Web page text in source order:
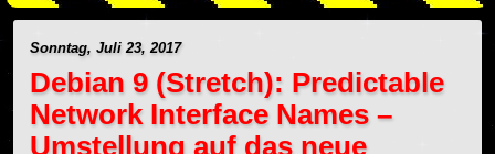
Sonntag, Juli 23, 2017
Debian 9 (Stretch): Predictable
Network Interface Names –
Umstellung auf das neue